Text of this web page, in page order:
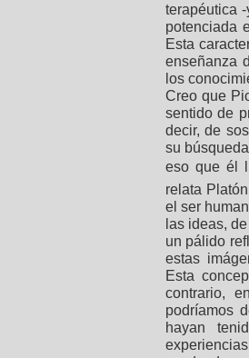
terapéutica
potenciada
Esta
enseñanza
los
Creo que
sentido de
decir, de
su
eso que él
relata
el ser
las ideas,
un pálido
estas
Esta
contrario,
podríamos
hayan